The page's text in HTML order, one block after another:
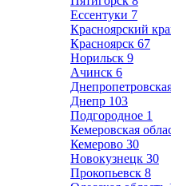
Ессентуки 7
Красноярский
Красноярск 67
Норильск 9
Ачинск 6
Днепр 103
Подгородное 1
Кемеровская
Кемерово 30
Новокузнецк 30
Прокопьевск 8